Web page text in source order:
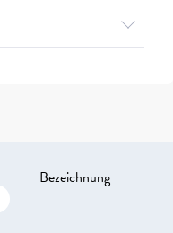
Bezeichnung